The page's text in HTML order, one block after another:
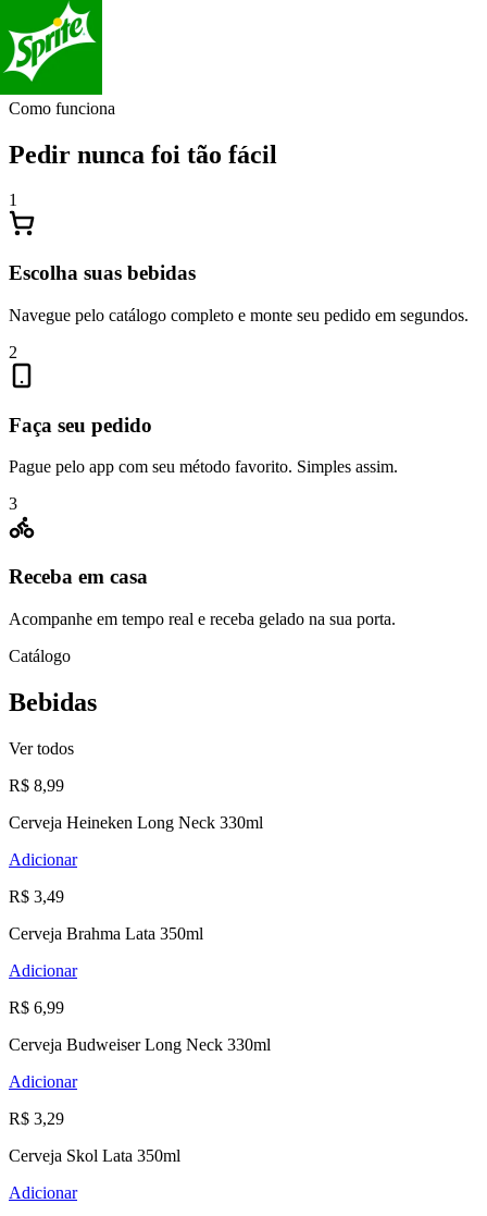
Como funciona
Pedir nunca foi tão fácil
1
Escolha suas bebidas
Navegue pelo catálogo completo e monte seu pedido em segundos.
2
Faça seu pedido
Pague pelo app com seu método favorito. Simples assim.
3
Receba em casa
Acompanhe em tempo real e receba gelado na sua porta.
Catálogo
Bebidas
Ver todos
R$ 8,99
Cerveja Heineken Long Neck 330ml
Adicionar
R$ 3,49
Cerveja Brahma Lata 350ml
Adicionar
R$ 6,99
Cerveja Budweiser Long Neck 330ml
Adicionar
R$ 3,29
Cerveja Skol Lata 350ml
Adicionar